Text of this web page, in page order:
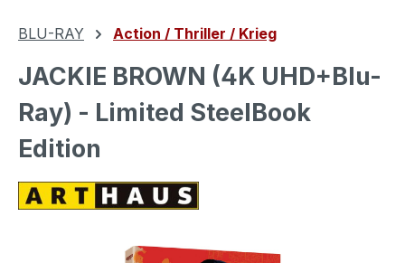
BLU-RAY Action / Thriller / Krieg
JACKIE BROWN (4K UHD+Blu-
Ray) - Limited SteelBook
Edition
Bildergalerie überspringen